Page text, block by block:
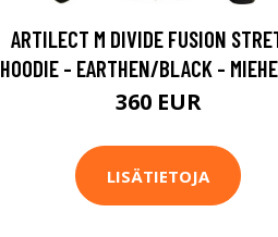
ARTILECT M DIVIDE FUSION
HOODIE - EARTHEN/BLACK -
360 EUR
LISÄTIETOJA